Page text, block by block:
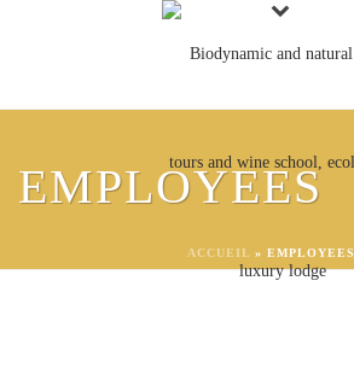
EMPLOYEES
ACCUEIL » EMPLOYEES